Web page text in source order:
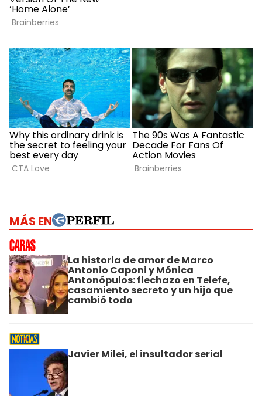
MÁS EN
La historia de amor de Marco
Antonio Caponi y Mónica
Antonópulos: flechazo en Telefe,
casamiento secreto y un hijo que
cambió todo
Javier Milei, el insultador serial